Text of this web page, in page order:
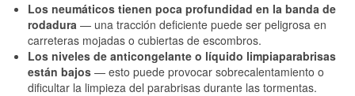
Los neumáticos tienen poca profundidad en la banda de
rodadura — una tracción deficiente puede ser peligrosa en
carreteras mojadas o cubiertas de escombros.
Los niveles de anticongelante o líquido limpiaparabrisas
están bajos — esto puede provocar sobrecalentamiento o
dificultar la limpieza del parabrisas durante las tormentas.